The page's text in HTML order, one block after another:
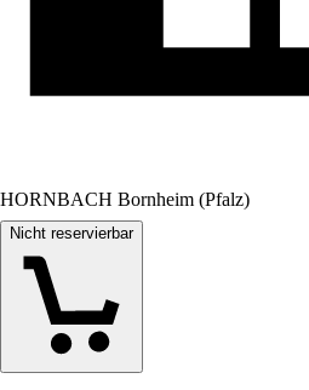
HORNBACH Bornheim (Pfalz)
Nicht reservierbar